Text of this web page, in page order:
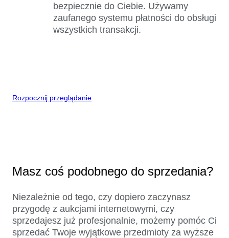
bezpiecznie do Ciebie. Używamy
zaufanego systemu płatności do obsługi
wszystkich transakcji.
Rozpocznij przeglądanie
Masz coś podobnego do sprzedania?
Niezależnie od tego, czy dopiero zaczynasz
przygodę z aukcjami internetowymi, czy
sprzedajesz już profesjonalnie, możemy pomóc Ci
sprzedać Twoje wyjątkowe przedmioty za wyższe